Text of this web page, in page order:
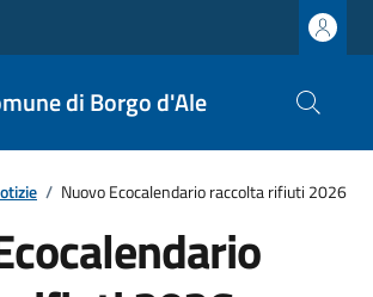
di Borgo d'Ale
/ Nuovo Ecocalendario raccolta rifiuti 2026